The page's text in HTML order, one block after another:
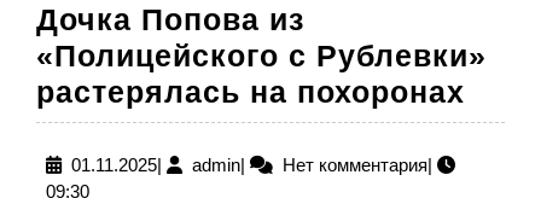
Дочка Попова из
«Полицейского с Рублевки»
растерялась на похоронах
01.11.202501.11.2025
| adminadmin
| Нет комментария|
09:30